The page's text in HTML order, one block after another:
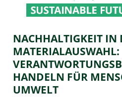
NACHHALTIGKEIT IN
MATERIALAUSWAHL:
HANDELN FÜR
UMWELT